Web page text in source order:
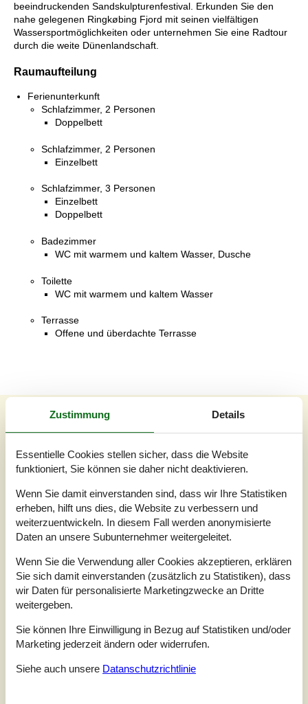
beeindruckenden Sandskulpturenfestival. Erkunden Sie den
nahe gelegenen Ringkøbing Fjord mit seinen vielfältigen
Wassersportmöglichkeiten oder unternehmen Sie eine Radtour
durch die weite Dünenlandschaft.
Raumaufteilung
Ferienunterkunft
Schlafzimmer, 2 Personen
Doppelbett
Schlafzimmer, 2 Personen
Einzelbett
Schlafzimmer, 3 Personen
Einzelbett
Doppelbett
Badezimmer
WC mit warmem und kaltem Wasser, Dusche
Toilette
WC mit warmem und kaltem Wasser
Terrasse
Offene und überdachte Terrasse
Externe Bewertungen
Unsere GästebewertungenExterne Bewertungen
5,0
5 externe Bewertungen
5,0 august 2025
Einchecken: 5 Reinigung: 5 Komfort:
5
Einrichtungen:
Lage: Preis-Leistung:
Allgemein:
Das Haus ist sehr liebevoll und komfortabel eingerichtet. Bei
der Ankunft war es sehr sauber. Wir möchten sehr gerne
wiederkommen.
5,0
Zustimmung Details
Essentielle Cookies stellen sicher, dass die Website
funktioniert, Sie können sie daher nicht deaktivieren.
Wenn Sie damit einverstanden sind, dass wir Ihre Statistiken
erheben, hilft uns dies, die Website zu verbessern und
weiterzuentwickeln. In diesem Fall werden anonymisierte
Daten an unsere Subunternehmer weitergeleitet.
Wenn Sie die Verwendung aller Cookies akzeptieren, erklären
Sie sich damit einverstanden (zusätzlich zu Statistiken), dass
wir Daten für personalisierte Marketingzwecke an Dritte
weitergeben.
Sie können Ihre Einwilligung in Bezug auf Statistiken und/oder
Marketing jederzeit ändern oder widerrufen.
Siehe auch unsere Datanschutzrichtlinie